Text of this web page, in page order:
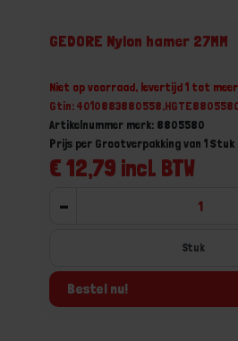
GEDORE Nylon hamer 27MM
Niet op voorraad, levertijd 1 tot
Gtin:
Artikelnummer merk: 8805580
€ 12,79 incl. BTW
Prijs per Grootverpakking van 1 Stuk
-
Bestel nu!